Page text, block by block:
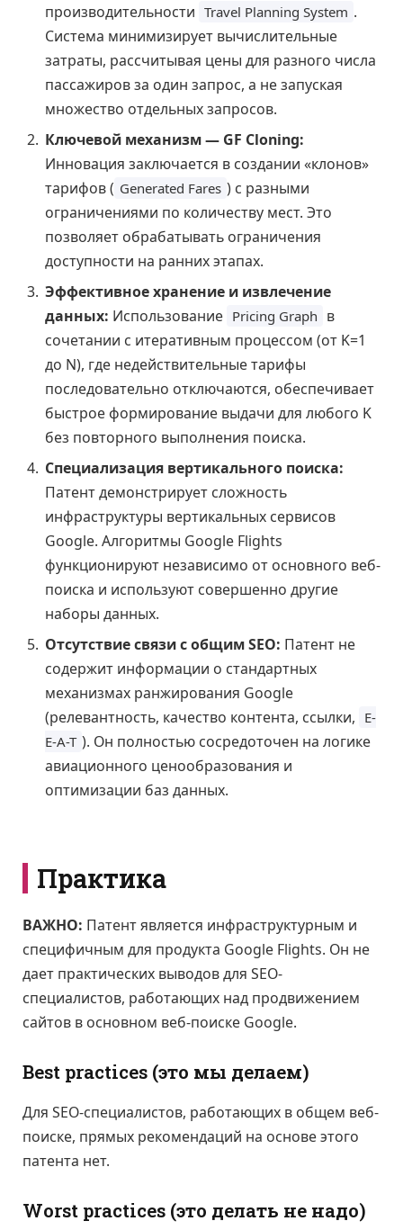
производительности Travel Planning System .
Система минимизирует вычислительные
затраты, рассчитывая цены для разного числа
пассажиров за один запрос, а не запуская
множество отдельных запросов.
Ключевой механизм — GF Cloning:
Инновация заключается в создании «клонов»
тарифов ( Generated Fares ) с разными
ограничениями по количеству мест. Это
позволяет обрабатывать ограничения
доступности на ранних этапах.
Эффективное хранение и извлечение
данных: Использование Pricing Graph в
сочетании с итеративным процессом (от K=1
до N), где недействительные тарифы
последовательно отключаются, обеспечивает
быстрое формирование выдачи для любого K
без повторного выполнения поиска.
Специализация вертикального поиска:
Патент демонстрирует сложность
инфраструктуры вертикальных сервисов
Google. Алгоритмы Google Flights
функционируют независимо от основного веб-
поиска и используют совершенно другие
наборы данных.
Отсутствие связи с общим SEO: Патент не
содержит информации о стандартных
механизмах ранжирования Google
(релевантность, качество контента, ссылки, E-
E-A-T ). Он полностью сосредоточен на логике
авиационного ценообразования и
оптимизации баз данных.
Практика
ВАЖНО: Патент является инфраструктурным и
специфичным для продукта Google Flights. Он не
дает практических выводов для SEO-
специалистов, работающих над продвижением
сайтов в основном веб-поиске Google.
Best practices (это мы делаем)
Для SEO-специалистов, работающих в общем веб-
поиске, прямых рекомендаций на основе этого
патента нет.
Worst practices (это делать не надо)